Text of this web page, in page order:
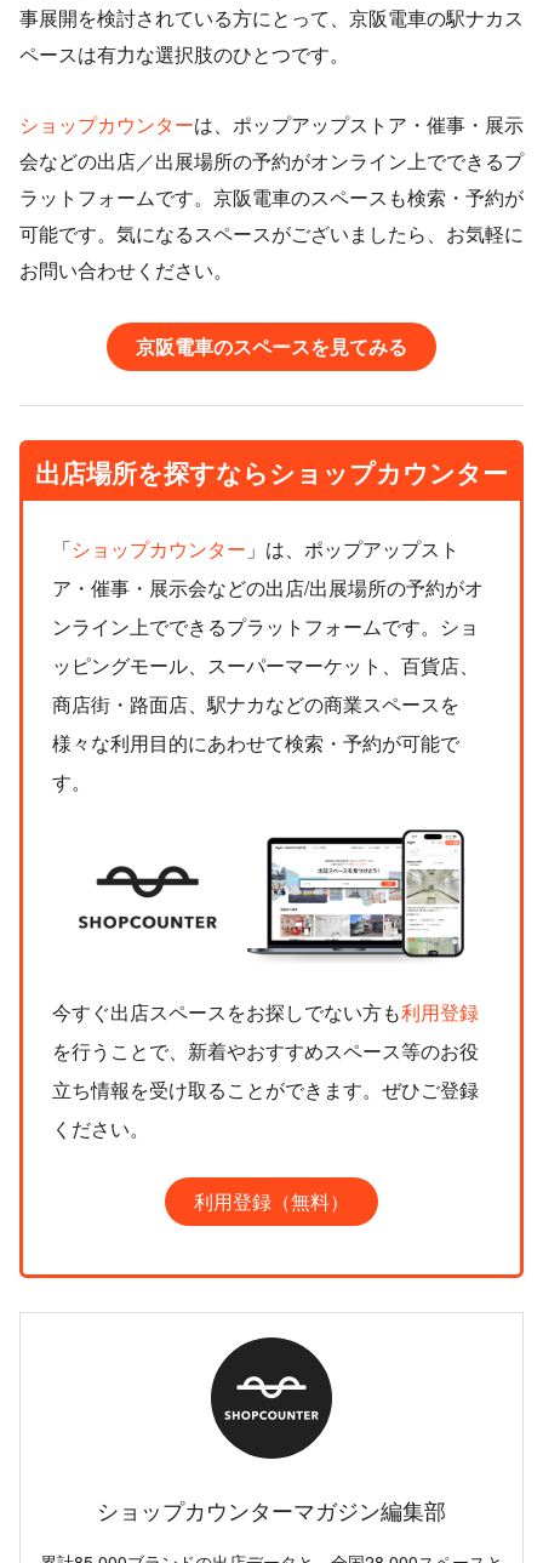
事展開を検討されている方にとって、京阪電車の駅ナカス
ペースは有力な選択肢のひとつです。
ショップカウンターは、ポップアップストア・催事・展示
会などの出店／出展場所の予約がオンライン上でできるプ
ラットフォームです。京阪電車のスペースも検索・予約が
可能です。気になるスペースがございましたら、お気軽に
お問い合わせください。
京阪電車のスペースを見てみる
出店場所を探すならショップカウンター
「ショップカウンター 」は、ポップアップスト
ア・催事・展示会などの出店/出展場所の予約がオ
ンライン上でできるプラットフォームです。ショ
ッピングモール、スーパーマーケット、百貨店、
商店街・路面店、駅ナカなどの商業スペースを
様々な利用目的にあわせて検索・予約が可能で
す。
今すぐ出店スペースをお探しでない方も利用登録
を行うことで、新着やおすすめスペース等のお役
立ち情報を受け取ることができます。ぜひご登録
ください。
利用登録（無料）
ショップカウンターマガジン編集部